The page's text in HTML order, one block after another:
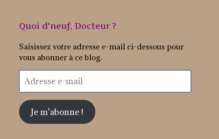
Quoi d'neuf, Docteur ?
Saisissez votre adresse e-mail ci-dessous pour
vous abonner à ce blog.
Adresse
e-
Je m'abonne !